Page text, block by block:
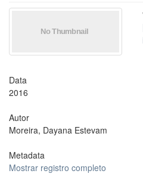
Data
2016
Autor
Moreira, Dayana Estevam
Metadata
Mostrar registro completo